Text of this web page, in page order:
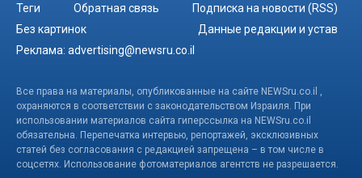
Теги Обратная связь
Подписка на новости (RSS)
Без картинок
Данные редакции и устав
Реклама: advertising@newsru.co.il
Все права на материалы, опубликованные на сайте NEWSru.co.il ,
охраняются в соответствии с законодательством Израиля. При
использовании материалов сайта гиперссылка на NEWSru.co.il
обязательна. Перепечатка интервью, репортажей, эксклюзивных
статей без согласования с редакцией запрещена – в том числе в
соцсетях. Использование фотоматериалов агентств не разрешается.